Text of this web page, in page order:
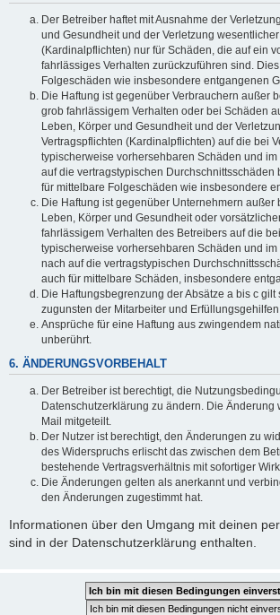
Der Betreiber haftet mit Ausnahme der
und Gesundheit und der Verletzung
(Kardinalpflichten) nur für Schäden, die auf ein
fahrlässiges Verhalten zurückzuführen sind.
Folgeschäden wie insbesondere entgangenen
Die Haftung ist gegenüber Verbrauchern außer
grob fahrlässigem Verhalten oder bei Schäden
Leben, Körper und Gesundheit und der
Vertragspflichten (Kardinalpflichten) auf die bei
typischerweise vorhersehbaren Schäden und
auf die vertragstypischen Durchschnittsschäden
für mittelbare Folgeschäden wie insbesondere
Die Haftung ist gegenüber Unternehmern außer
Leben, Körper und Gesundheit oder
fahrlässigem Verhalten des Betreibers auf die
typischerweise vorhersehbaren Schäden und
nach auf die vertragstypischen
auch für mittelbare Schäden, insbesondere
Die Haftungsbegrenzung der Absätze a bis c gilt
zugunsten der Mitarbeiter und Erfüllungsgehilfen
Ansprüche für eine Haftung aus zwingendem
unberührt.
6. ÄNDERUNGSVORBEHALT
Der Betreiber ist berechtigt, die
Datenschutzerklärung zu ändern. Die Änderung
Mail mitgeteilt.
Der Nutzer ist berechtigt, den Änderungen zu
des Widerspruchs erlischt das zwischen dem
bestehende Vertragsverhältnis mit sofortiger
Die Änderungen gelten als anerkannt und
den Änderungen zugestimmt hat.
Informationen über den Umgang mit deinen
sind in der Datenschutzerklärung enthalten.